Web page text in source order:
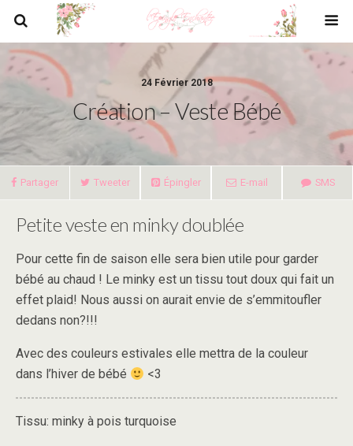
24 Février 2018
Création – Veste Bébé
Partager Tweeter Épingler E-mail SMS
Petite veste en minky doublée
Pour cette fin de saison elle sera bien utile pour garder
bébé au chaud ! Le minky est un tissu tout doux qui fait un
effet plaid! Nous aussi on aurait envie de s’emmitoufler
dedans non?!!!
Avec des couleurs estivales elle mettra de la couleur
dans l’hiver de bébé
<3
Tissu: minky à pois turquoise